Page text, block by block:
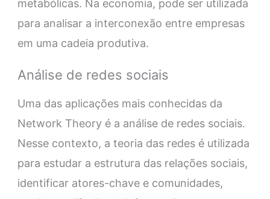
metabólicas. Na economia, pode ser utilizada
para analisar a interconexão entre empresas
em uma cadeia produtiva.
Análise de redes sociais
Uma das aplicações mais conhecidas da
Network Theory é a análise de redes sociais.
Nesse contexto, a teoria das redes é utilizada
para estudar a estrutura das relações sociais,
identificar atores-chave e comunidades,